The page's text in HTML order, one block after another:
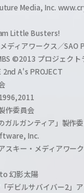
Media, Inc.
Little Busters!
ディアワークス／SAO
©2013 プロジェクト
2nd A's PROJECT
作委員会
ガルガンティア」製作
Inc.
キー・メディアワー
幻影太陽
ビルサバイバー2」ア